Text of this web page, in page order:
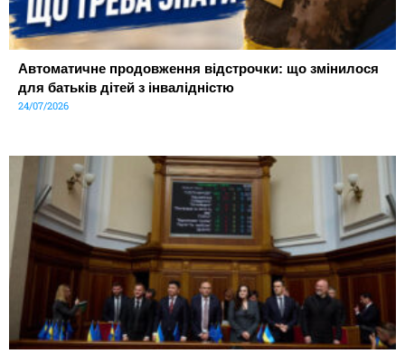
Автоматичне продовження відстрочки: що змінилося
для батьків дітей з інвалідністю
24/07/2026